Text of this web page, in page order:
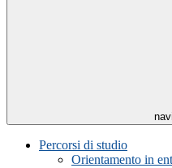
Percorsi di studio
Orientamento in